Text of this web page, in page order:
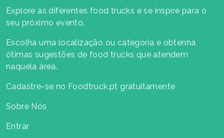
Explore as diferentes food trucks e se inspire para o
seu próximo evento.
Escolha uma localização ou categoria e obtenha
ótimas sugestões de food trucks que atendem
naquela área.
Cadastre-se no Foodtruck.pt gratuitamente
Sobre Nós
Entrar